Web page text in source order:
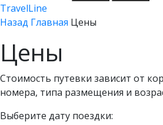
TravelLine
Назад Главная Цены
Цены
Стоимость путевки зависит от
номера, типа размещения и
Выберите дату поездки: